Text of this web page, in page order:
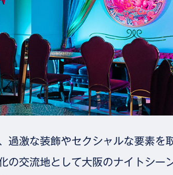
過激な装飾やセクシャルな要素を
の交流地として大阪のナイトシー